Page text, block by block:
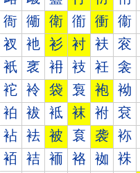
衙 衚 衛 衜 衝 衞
衩 衪 衫 衬 衭 衮
衹 衺 衻 衼 衽 衾
袉 袊 袋 袌 袍 袎
袙 袚 袛 袜 袝 袞
袩 袪 被 袬 袭 袮
袹 袺 袻 袼 袽 袾